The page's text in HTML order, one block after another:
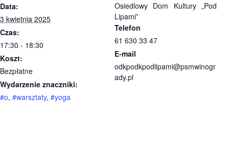
Data:
3 kwietnia 2025
Czas:
17:30 - 18:30
Koszt:
Bezpłatne
Wydarzenie znaczniki:
#o, #warsztaty, #yoga
Osiedlowy Dom Kultury „Pod
Lipami”
Telefon
61 630 33 47
E-mail
odkpodkpodlipami@psmwinogr
ady.pl